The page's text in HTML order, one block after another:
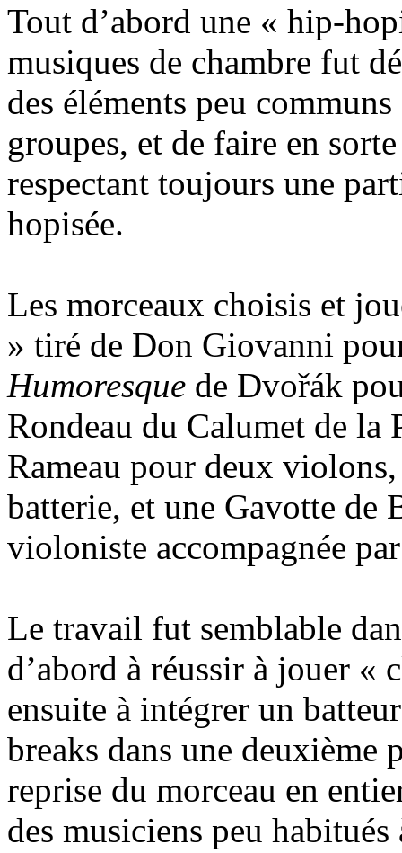
Tout d’abord une « hip-
musiques de chambre fut
des éléments peu
groupes, et de faire en
respectant toujours une
hopisée.
Les morceaux choisis et
» tiré de Don Giovanni
Humoresque de Dvořák
Rondeau du Calumet de la
Rameau pour deux
batterie, et une Gavotte de
violoniste accompagnée
Le travail fut semblable
d’abord à réussir à jouer «
ensuite à intégrer un
breaks dans une deuxième
reprise du morceau en
des musiciens peu